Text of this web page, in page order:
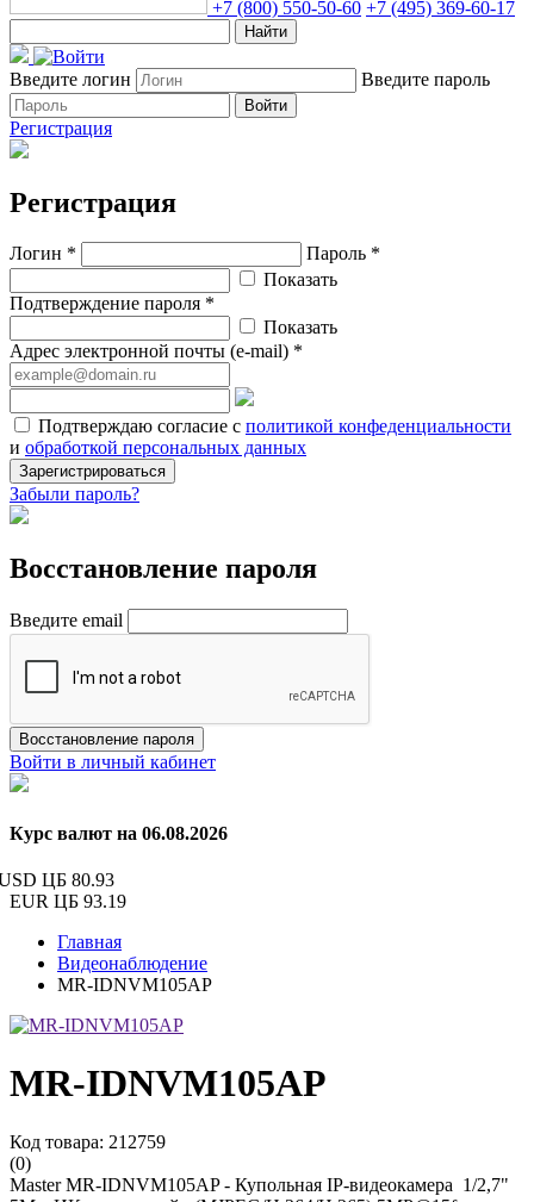
+7 (800) 550-50-60 +7 (495) 369-60-17
Найти
Введите логин Введите пароль
Войти
Регистрация
Регистрация
Логин *
Пароль *
Показать
Подтверждение пароля *
Показать
Адрес электронной почты (e-mail) *
Подтверждаю согласие с политикой конфеденциальности
и обработкой персональных данных
Зарегистрироваться
Забыли пароль?
Восстановление пароля
Введите email
Восстановление пароля
Войти в личный кабинет
Курс валют на 06.08.2026
ЦБ 80.93
EUR ЦБ 93.19
Главная
Видеонаблюдение
MR-IDNVM105AP
MR-IDNVM105AP
Код товара: 212759
(0)
Master MR-IDNVM105AP - Купольная IP-видеокамера 1/2,7"